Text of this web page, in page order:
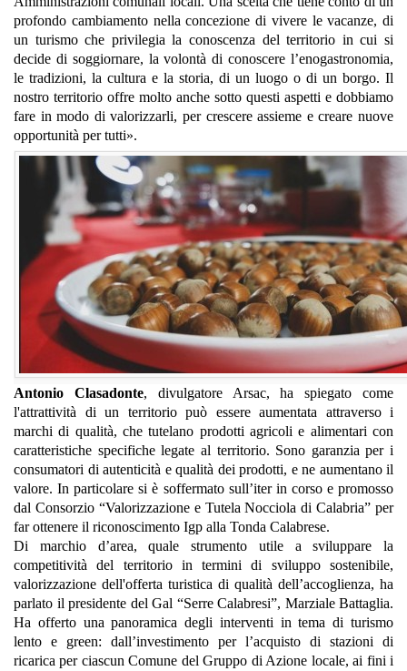
profondo cambiamento nella concezione di vivere le vacanze, di
un turismo che privilegia la conoscenza del territorio in cui si
decide di soggiornare, la volontà di conoscere l’enogastronomia,
le tradizioni, la cultura e la storia, di un luogo o di un borgo. Il
nostro territorio offre molto anche sotto questi aspetti e dobbiamo
fare in modo di valorizzarli, per crescere assieme e creare nuove
opportunità per tutti».
Antonio Clasadonte, divulgatore Arsac, ha spiegato come
l'attrattività di un territorio può essere aumentata attraverso i
marchi di qualità, che tutelano prodotti agricoli e alimentari con
caratteristiche specifiche legate al territorio. Sono garanzia per i
consumatori di autenticità e qualità dei prodotti, e ne aumentano il
valore. In particolare si è soffermato sull’iter in corso e promosso
dal Consorzio “Valorizzazione e Tutela Nocciola di Calabria” per
far ottenere il riconoscimento Igp alla Tonda Calabrese.
Di marchio d’area, quale strumento utile a sviluppare la
competitività del territorio in termini di sviluppo sostenibile,
valorizzazione dell'offerta turistica di qualità dell’accoglienza, ha
parlato il presidente del Gal “Serre Calabresi”, Marziale Battaglia.
Ha offerto una panoramica degli interventi in tema di turismo
lento e green: dall’investimento per l’acquisto di stazioni di
ricarica per ciascun Comune del Gruppo di Azione locale, ai fini i